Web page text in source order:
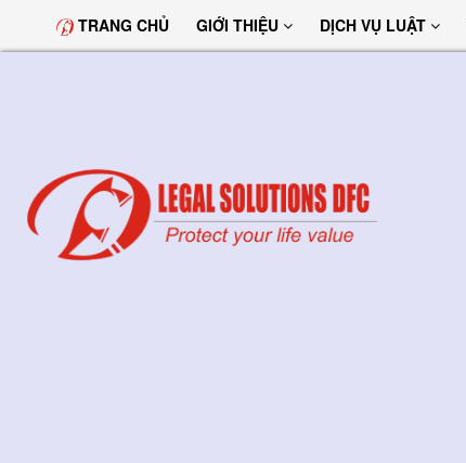
TRANG CHỦ GIỚI THIỆU DỊCH VỤ LUẬT